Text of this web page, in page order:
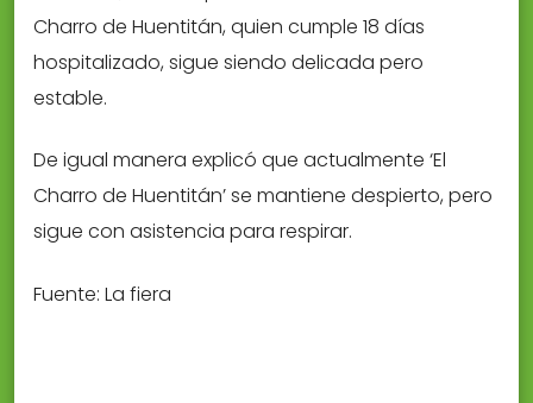
Charro de Huentitán, quien cumple 18 días
hospitalizado, sigue siendo delicada pero
estable.
De igual manera explicó que actualmente ‘El
Charro de Huentitán’ se mantiene despierto, pero
sigue con asistencia para respirar.
Fuente: La fiera